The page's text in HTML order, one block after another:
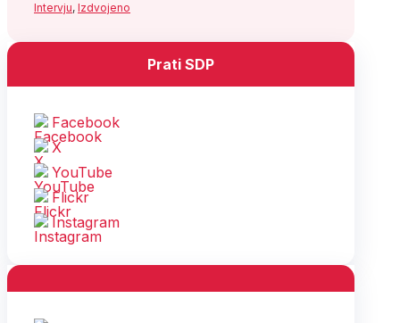
Intervju, Izdvojeno
Prati SDP
Facebook
X
YouTube
Flickr
Instagram